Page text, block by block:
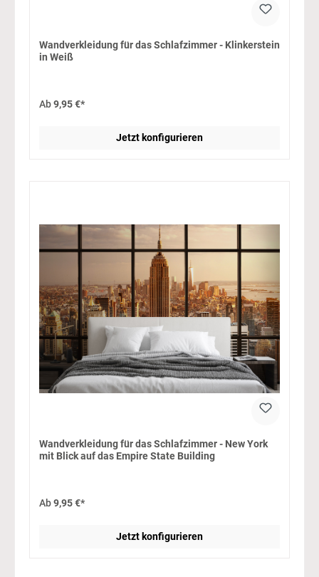
Wandverkleidung für das Schlafzimmer - Klinkerstein
in Weiß
Ab9,95 €*
Jetzt konfigurieren
Wandverkleidung für das Schlafzimmer - New York
mit Blick auf das Empire State Building
Ab9,95 €*
Jetzt konfigurieren